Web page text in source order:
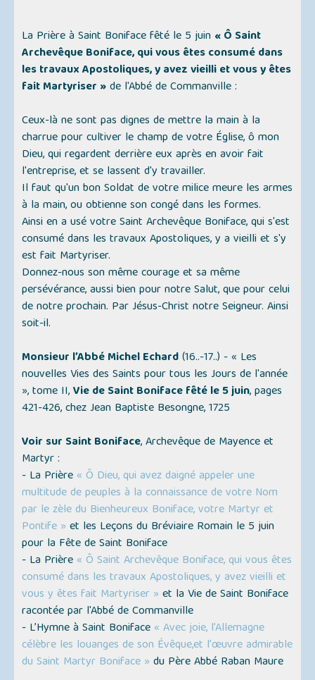
La Prière à Saint Boniface fêté le 5 juin « Ô Saint
Archevêque Boniface, qui vous êtes consumé dans
les travaux Apostoliques, y avez vieilli et vous y êtes
fait Martyriser »de l'Abbé de Commanville :
Ceux-là ne sont pas dignes de mettre la main à la
charrue pour cultiver le champ de votre Église, ô mon
Dieu, qui regardent derrière eux après en avoir fait
l'entreprise, et se lassent d'y travailler.
Il faut qu'un bon Soldat de votre milice meure les armes
à la main, ou obtienne son congé dans les formes.
Ainsi en a usé votre Saint Archevêque Boniface, qui s'est
consumé dans les travaux Apostoliques, y a vieilli et s'y
est fait Martyriser.
Donnez-nous son même courage et sa même
persévérance, aussi bien pour notre Salut, que pour celui
de notre prochain. Par Jésus-Christ notre Seigneur. Ainsi
soit-il.
Monsieur l’Abbé Michel Echard(16..-17..) -« Les
nouvelles Vies des Saints pour tous les Jours de l'année
», tome II,Vie de Saint Boniface fêté le 5 juin, pages
421-426, chez Jean Baptiste Besongne, 1725
Voir sur Saint Boniface, Archevêque de Mayence et
Martyr :
- La Prière « Ô Dieu, qui avez daigné appeler une
multitude de peuples à la connaissance de votre Nom
par le zèle du Bienheureux Boniface, votre Martyr et
Pontife » et les Leçons du Bréviaire Romain le 5 juin
pour la Fête de Saint Boniface
- La Prière « Ô Saint Archevêque Boniface, qui vous êtes
consumé dans les travaux Apostoliques, y avez vieilli et
vous y êtes fait Martyriser » et la Vie de Saint Boniface
racontée par l'Abbé de Commanville
- L’Hymne à Saint Boniface « Avec joie, l’Allemagne
célèbre les louanges de son Évêque,et l’œuvre admirable
du Saint Martyr Boniface » du Père Abbé Raban Maure